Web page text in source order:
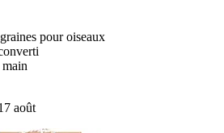
pour oiseaux
août